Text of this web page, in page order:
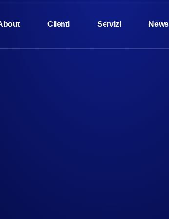
Clienti Servizi News